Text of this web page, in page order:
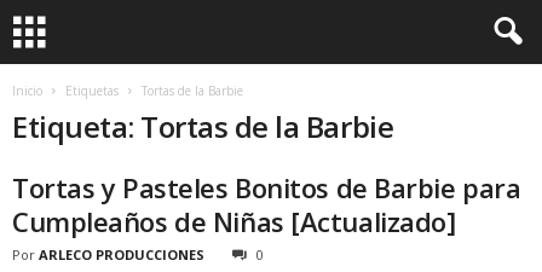
Inicio Etiquetas Tortas de la Barbie
Etiqueta: Tortas de la Barbie
Tortas y Pasteles Bonitos de Barbie para
Cumpleaños de Niñas [Actualizado]
Por ARLECO PRODUCCIONES 0